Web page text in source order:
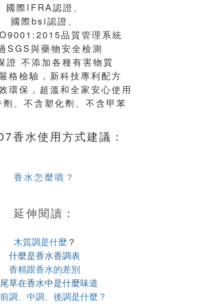
國際IFRA認證、
國際bsi認證、
品質管理系統
SGS與藥物安全檢測
證 不添加各種有害物質
格檢驗，新科技專利配方
環保，超溫和全家安心使用
劑、不含塑化劑、不含甲苯
香水使用方式建議：
香水怎麼噴？
延伸閱讀：
木質調是什麼？
什麼是香水香調表
香精跟香水的差別
草在香水中是什麼味道
調、中調、後調是什麼？